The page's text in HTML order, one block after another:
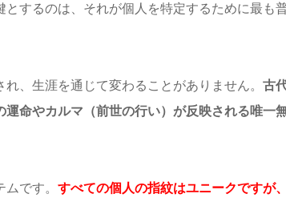
とするのは、それが個人を特定するために最も
、生涯を通じて変わることがありません。 古
運命やカルマ（前世の行い）が反映される唯一
です。 すべての個人の指紋はユニークですが